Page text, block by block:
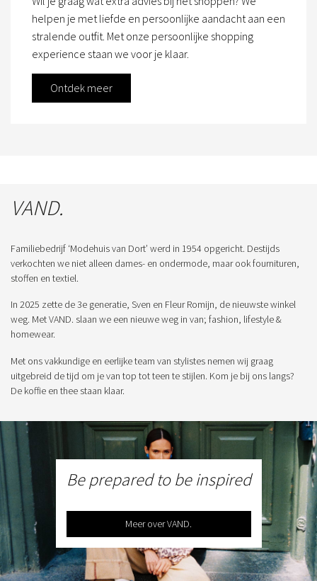
helpen je met liefde en persoonlijke aandacht aan een
stralende outfit. Met onze persoonlijke shopping
experience staan we voor je klaar.
Ontdek meer
VAND.
Familiebedrijf ‘Modehuis van Dort’ werd in 1954 opgericht. Destijds
verkochten we niet alleen dames- en ondermode, maar ook fournituren,
stoffen en textiel.
In 2025 zette de 3e generatie, Sven en Fleur Romijn, de nieuwste winkel
weg. Met VAND. slaan we een nieuwe weg in van; fashion, lifestyle &
homewear.
Met ons vakkundige en eerlijke team van stylistes nemen wij graag
uitgebreid de tijd om je van top tot teen te stijlen. Kom je bij ons langs?
De koffie en thee staan klaar.
Be prepared to be inspired
Meer over VAND.